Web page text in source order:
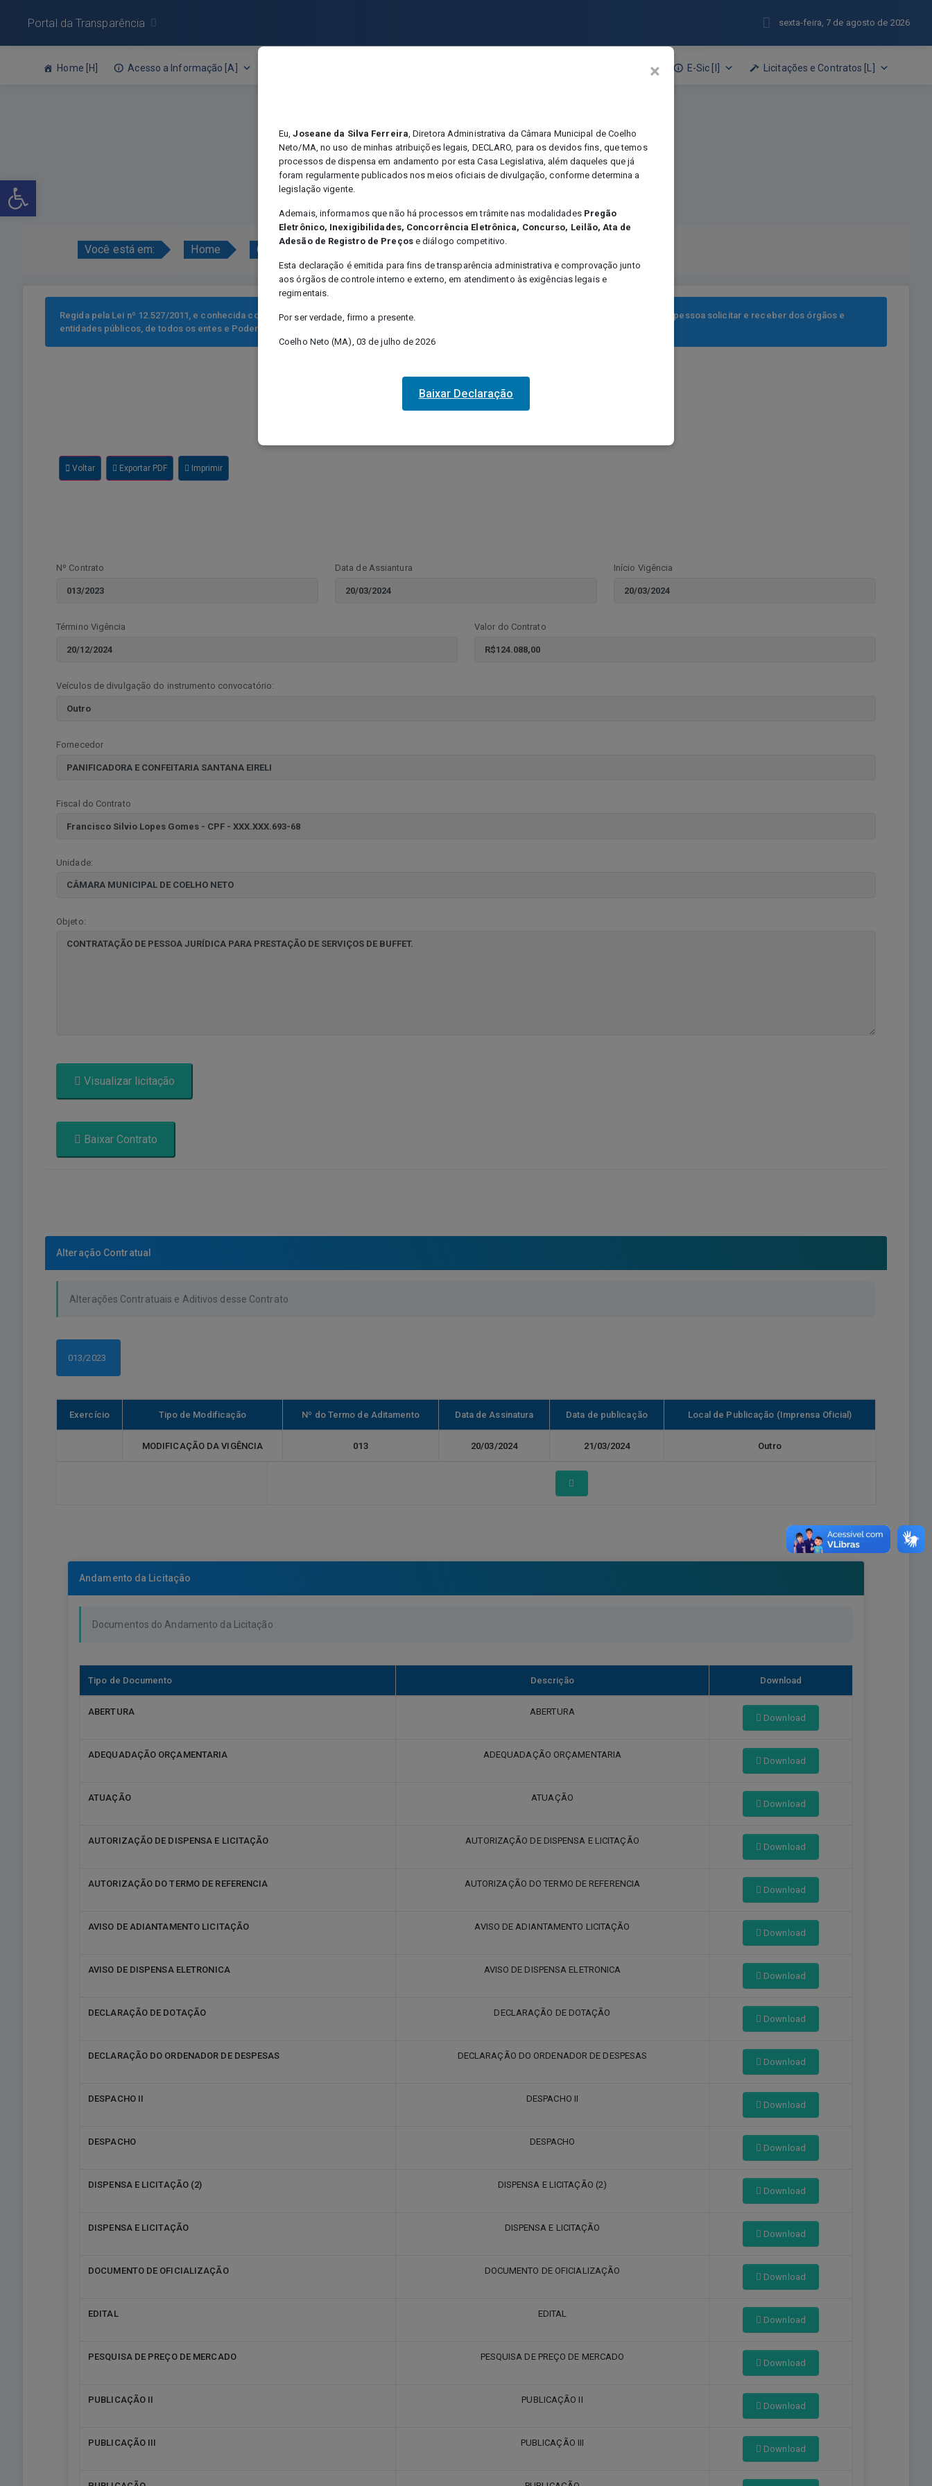
Abrir a barra de ferramentas
Home [H] Acesso a Informação [A] E-Sic [I] Licitações e Contratos [L]
Portal da Transparência sexta-feira, 7 de agosto de 2026
Contratos
Você está em: Home Certames - Contratos Contrato – 018/2024
Regida pela Lei nº 12.527/2011, e conhecida como Lei de Acesso à Informação - LAI, regulamenta o direito, previsto na Constituição, de qualquer pessoa solicitar e receber dos órgãos e
entidades públicos, de todos os entes e Poderes, informações públicas por eles produzidas ou custodiadas.
Contrato – 018/2024
Acompanhe as informações sobre o Contrato abaixo
Voltar Exportar PDF Imprimir
Nº Contrato Data de Assiantura Início Vigência
Término Vigência Valor do Contrato
Veículos de divulgação do instrumento convocatório:
Fornecedor
Fiscal do Contrato
Unidade:
Objeto:
Visualizar licitação
Baixar Contrato
Alteração Contratual
Alterações Contratuais e Aditivos desse Contrato
013/2023
Exercício Tipo de Modificação Nº do Termo de Aditamento Data de Assinatura Data de publicação Local de Publicação (Imprensa Oficial)
MODIFICAÇÃO DA VIGÊNCIA 013 20/03/2024 21/03/2024 Outro
Andamento da Licitação
Documentos do Andamento da Licitação
Tipo de Documento Descrição Download
ABERTURA ABERTURA
Download
ADEQUADAÇÃO ORÇAMENTARIA ADEQUADAÇÃO ORÇAMENTARIA
Download
ATUAÇÃO ATUAÇÃO
Download
AUTORIZAÇÃO DE DISPENSA E LICITAÇÃO AUTORIZAÇÃO DE DISPENSA E LICITAÇÃO
Download
AUTORIZAÇÃO DO TERMO DE REFERENCIA AUTORIZAÇÃO DO TERMO DE REFERENCIA
Download
AVISO DE ADIANTAMENTO LICITAÇÃO AVISO DE ADIANTAMENTO LICITAÇÃO
Download
AVISO DE DISPENSA ELETRONICA AVISO DE DISPENSA ELETRONICA
Download
DECLARAÇÃO DE DOTAÇÃO DECLARAÇÃO DE DOTAÇÃO
Download
DECLARAÇÃO DO ORDENADOR DE DESPESAS DECLARAÇÃO DO ORDENADOR DE DESPESAS
Download
DESPACHO II DESPACHO II
Download
DESPACHO DESPACHO
Download
DISPENSA E LICITAÇÃO (2) DISPENSA E LICITAÇÃO (2)
Download
DISPENSA E LICITAÇÃO DISPENSA E LICITAÇÃO
Download
DOCUMENTO DE OFICIALIZAÇÃO DOCUMENTO DE OFICIALIZAÇÃO
Download
EDITAL EDITAL
Download
PESQUISA DE PREÇO DE MERCADO PESQUISA DE PREÇO DE MERCADO
Download
PUBLICAÇÃO II PUBLICAÇÃO II
Download
PUBLICAÇÃO III PUBLICAÇÃO III
Download
×
Eu,Joseane da Silva Ferreira , Diretora Administrativa da Câmara Municipal de Coelho
Neto/MA, no uso de minhas atribuições legais, DECLARO, para os devidos fins, que temos
processos de dispensa em andamento por esta Casa Legislativa, além daqueles que já
foram regularmente publicados nos meios oficiais de divulgação, conforme determina a
legislação vigente.
Ademais, informamos que não há processos em trâmite nas modalidades Pregão
Eletrônico, Inexigibilidades, Concorrência Eletrônica, Concurso, Leilão, Ata de
Adesão de Registro de Preçose diálogo competitivo.
Esta declaração é emitida para fins de transparência administrativa e comprovação junto
aos órgãos de controle interno e externo, em atendimento às exigências legais e
regimentais.
Por ser verdade, firmo a presente.
Coelho Neto (MA), 03 de julho de 2026
Baixar Declaração